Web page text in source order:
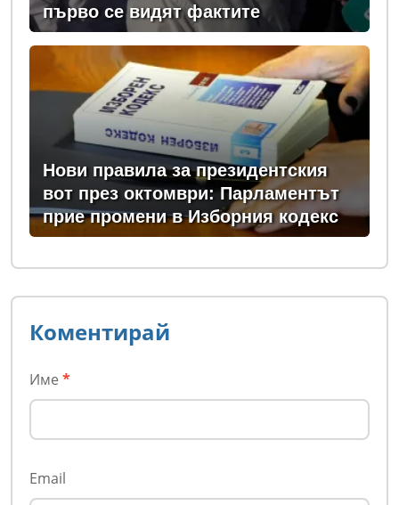
първо се видят фактите
Нови правила за президентския
вот през октомври: Парламентът
прие промени в Изборния кодекс
Коментирай
Име *
Email